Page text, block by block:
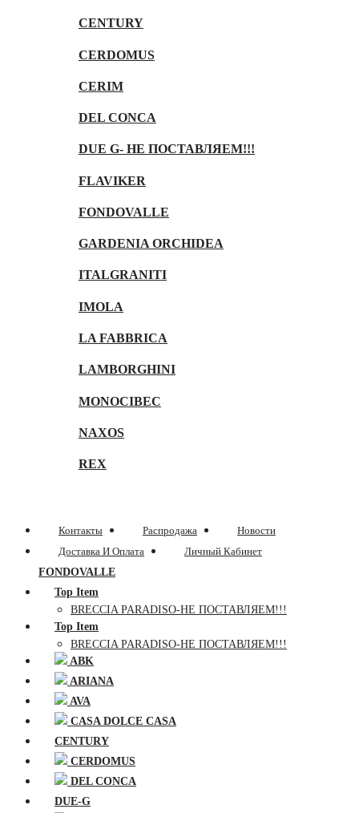
CENTURY
CERDOMUS
CERIM
DEL CONCA
DUE G- НЕ ПОСТАВЛЯЕМ!!!
FLAVIKER
FONDOVALLE
GARDENIA ORCHIDEA
ITALGRANITI
IMOLA
LA FABBRICA
LAMBORGHINI
MONOCIBEC
NAXOS
REX
Контакты Распродажа
Новости
Доставка И Оплата
Личный Кабинет
FONDOVALLE
Top Item
BRECCIA PARADISO-НЕ ПОСТАВЛЯЕМ!!!
Top Item
BRECCIA PARADISO-НЕ ПОСТАВЛЯЕМ!!!
ABK
ARIANA
AVA
CASA DOLCE CASA
CENTURY
CERDOMUS
DEL CONCA
DUE-G